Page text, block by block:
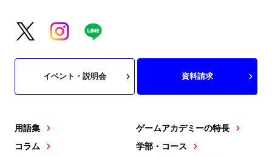
用語集
コラム
ゲームアカデミーの特長
学部・コース
イベント・説明会 資料請求